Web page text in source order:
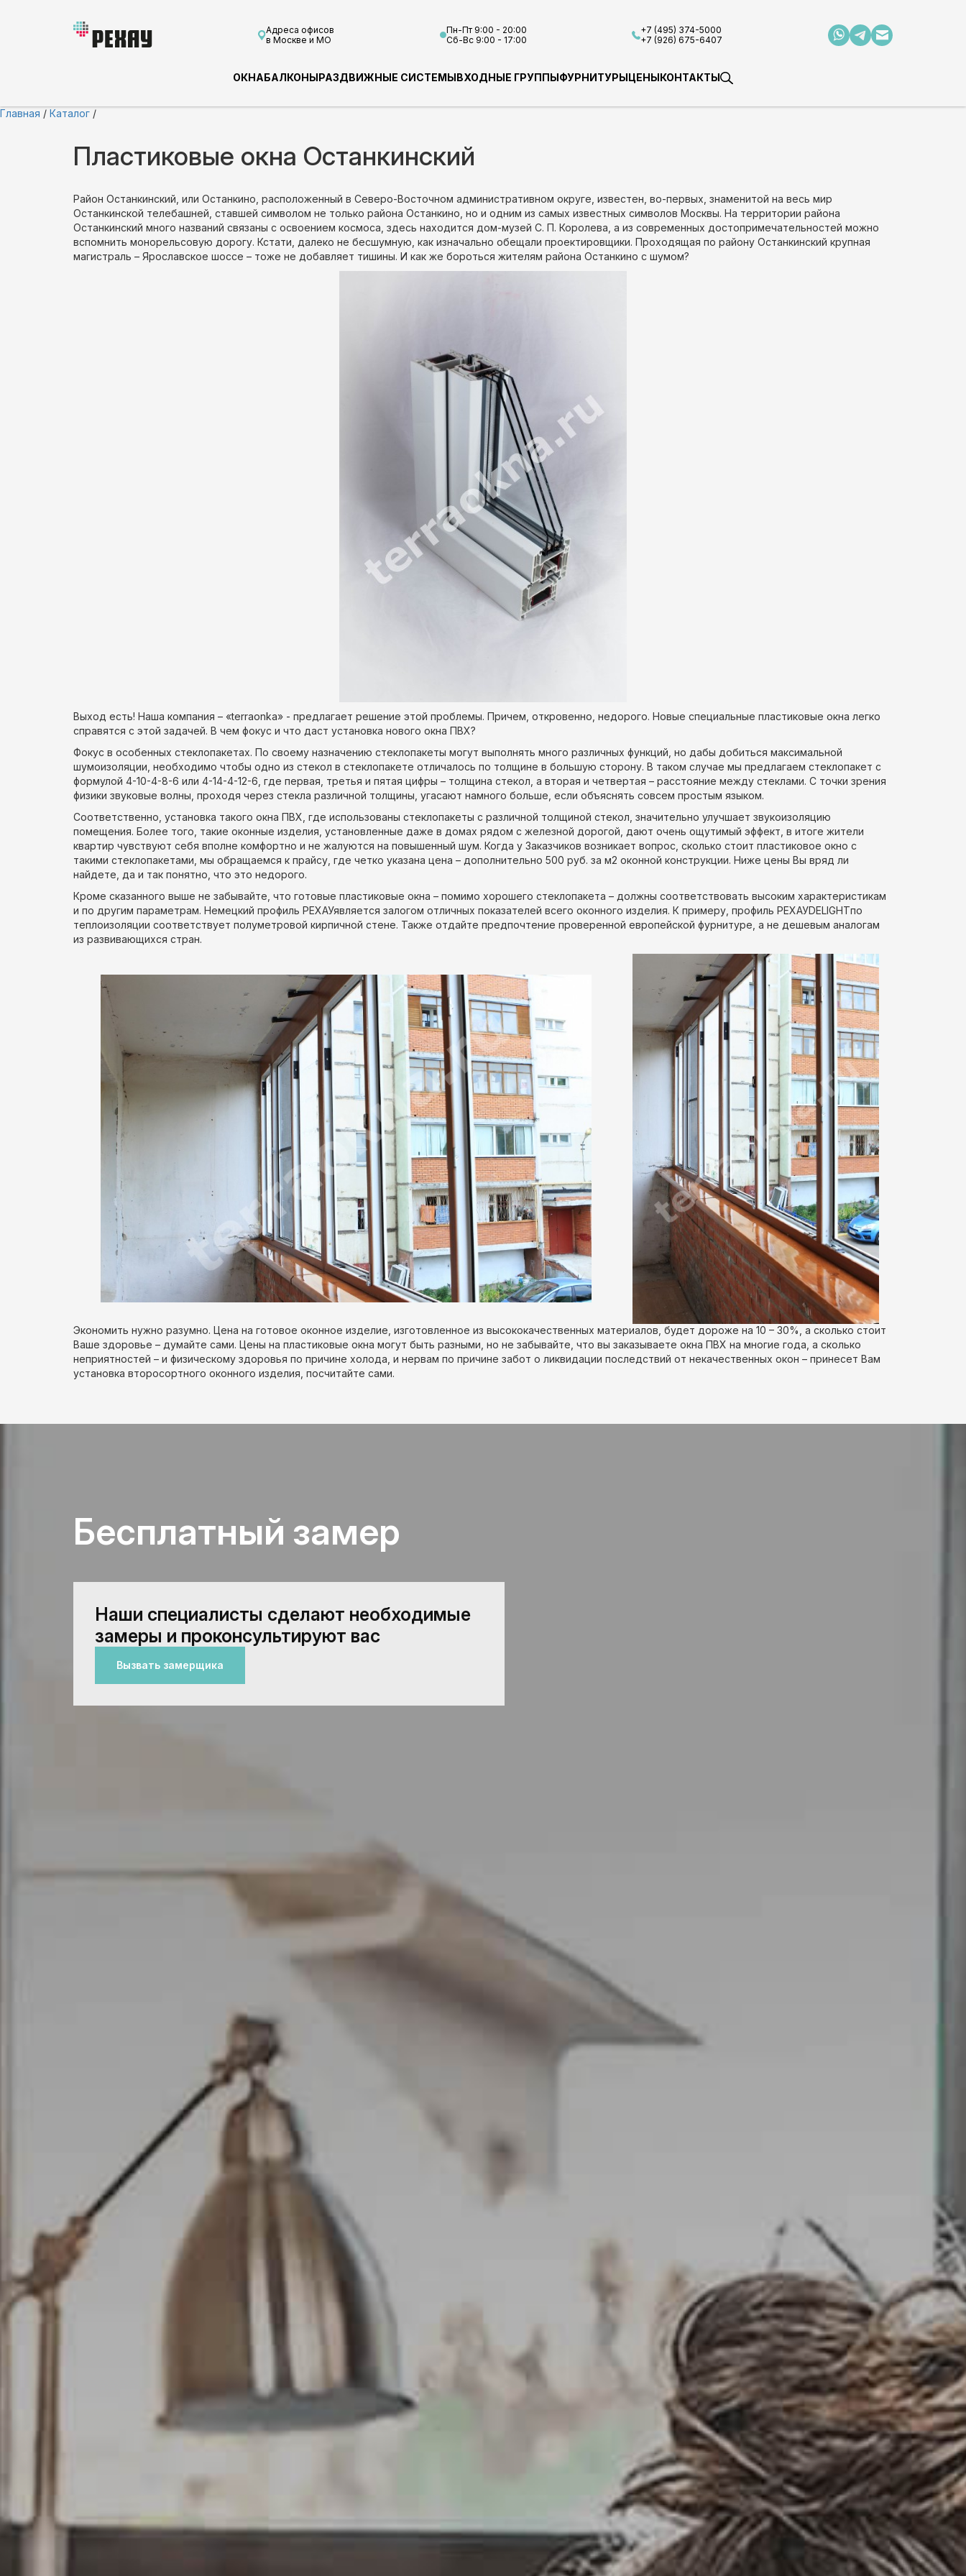
Адреса офисов
в Москве и МО
Пн-Пт 9:00 - 20:00
Сб-Вс 9:00 - 17:00
+7 (495) 374-5000
+7 (926) 675-6407
ОКНАБАЛКОНЫРАЗДВИЖНЫЕ СИСТЕМЫВХОДНЫЕ ГРУППЫФУРНИТУРЫЦЕНЫКОНТАКТЫ
Главная / Каталог /
Пластиковые окна Останкинский
Район Останкинский, или Останкино, расположенный в Северо-Восточном административном округе, известен, во-первых, знаменитой на весь мир
Останкинской телебашней, ставшей символом не только района Останкино, но и одним из самых известных символов Москвы. На территории района
Останкинский много названий связаны с освоением космоса, здесь находится дом-музей С. П. Королева, а из современных достопримечательностей можно
вспомнить монорельсовую дорогу. Кстати, далеко не бесшумную, как изначально обещали проектировщики. Проходящая по району Останкинский крупная
магистраль – Ярославское шоссе – тоже не добавляет тишины. И как же бороться жителям района Останкино с шумом?
Выход есть! Наша компания – «terraonka» - предлагает решение этой проблемы. Причем, откровенно, недорого. Новые специальные пластиковые окна легко
справятся с этой задачей. В чем фокус и что даст установка нового окна ПВХ?
Фокус в особенных стеклопакетах. По своему назначению стеклопакеты могут выполнять много различных функций, но дабы добиться максимальной
шумоизоляции, необходимо чтобы одно из стекол в стеклопакете отличалось по толщине в большую сторону. В таком случае мы предлагаем стеклопакет с
формулой 4-10-4-8-6 или 4-14-4-12-6, где первая, третья и пятая цифры – толщина стекол, а вторая и четвертая – расстояние между стеклами. С точки зрения
физики звуковые волны, проходя через стекла различной толщины, угасают намного больше, если объяснять совсем простым языком.
Соответственно, установка такого окна ПВХ, где использованы стеклопакеты с различной толщиной стекол, значительно улучшает звукоизоляцию
помещения. Более того, такие оконные изделия, установленные даже в домах рядом с железной дорогой, дают очень ощутимый эффект, в итоге жители
квартир чувствуют себя вполне комфортно и не жалуются на повышенный шум. Когда у Заказчиков возникает вопрос, сколько стоит пластиковое окно с
такими стеклопакетами, мы обращаемся к прайсу, где четко указана цена – дополнительно 500 руб. за м2 оконной конструкции. Ниже цены Вы вряд ли
найдете, да и так понятно, что это недорого.
Кроме сказанного выше не забывайте, что готовые пластиковые окна – помимо хорошего стеклопакета – должны соответствовать высоким характеристикам
и по другим параметрам. Немецкий профиль РЕХАУявляется залогом отличных показателей всего оконного изделия. К примеру, профиль РЕХАУDELIGHTпо
теплоизоляции соответствует полуметровой кирпичной стене. Также отдайте предпочтение проверенной европейской фурнитуре, а не дешевым аналогам
из развивающихся стран.
Экономить нужно разумно. Цена на готовое оконное изделие, изготовленное из высококачественных материалов, будет дороже на 10 – 30%, а сколько стоит
Ваше здоровье – думайте сами. Цены на пластиковые окна могут быть разными, но не забывайте, что вы заказываете окна ПВХ на многие года, а сколько
неприятностей – и физическому здоровья по причине холода, и нервам по причине забот о ликвидации последствий от некачественных окон – принесет Вам
установка второсортного оконного изделия, посчитайте сами.
Бесплатный замер
Наши специалисты сделают необходимые
замеры и проконсультируют вас
Вызвать замерщика